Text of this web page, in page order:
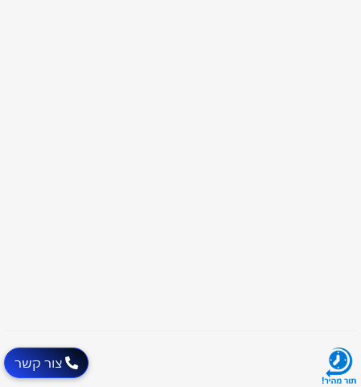
צור קשר